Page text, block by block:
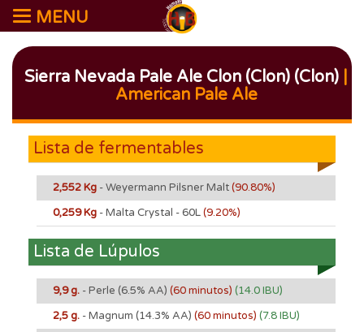
MENU
Sierra Nevada Pale Ale Clon (Clon) (Clon)
American Pale Ale
Lista de fermentables
2,552 Kg - Weyermann Pilsner Malt(90.80%)
0,259 Kg - Malta Crystal - 60L(9.20%)
Lista de Lúpulos
9,9 g. - Perle (6.5% AA) (60 minutos) (14.0 IBU)
2,5 g. - Magnum (14.3% AA) (60 minutos) (7.8 IBU)